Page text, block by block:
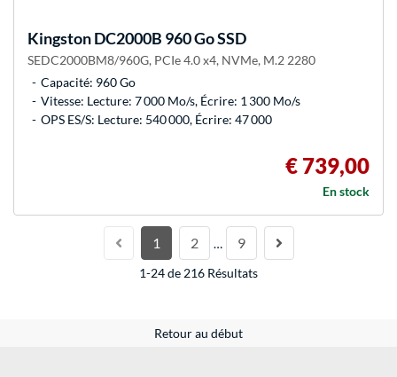
KingstonDC2000B 960 Go SSD
SEDC2000BM8/960G, PCIe 4.0 x4, NVMe, M.2 2280
Capacité: 960 Go
Vitesse: Lecture: 7 000 Mo/s, Écrire: 1 300 Mo/s
OPS ES/S: Lecture: 540 000, Écrire: 47 000
€ 739,00
En stock
1 2 … 9
1-24 de 216 Résultats
Retour au début